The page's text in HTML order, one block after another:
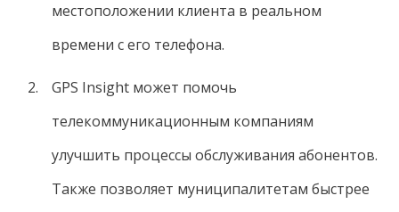
местоположении клиента в реальном
времени с его телефона.
GPS Insight может помочь
телекоммуникационным компаниям
улучшить процессы обслуживания абонентов.
Также позволяет муниципалитетам быстрее